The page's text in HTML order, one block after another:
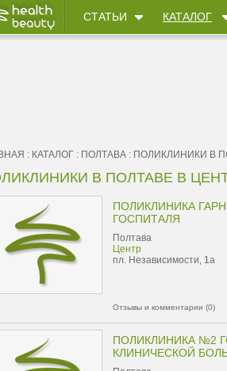
СТАТЬИ КАТАЛОГ
: КАТАЛОГ : ПОЛТАВА : ПОЛИКЛИНИКИ В
В ПОЛТАВЕ В
ПОЛИКЛИНИКА
ГОСПИТАЛЯ
Полтава
Центр
пл. Независимости, 1а
Отзывы и комментарии (0)
ПОЛИКЛИНИКА №2
КЛИНИЧЕСКОЙ